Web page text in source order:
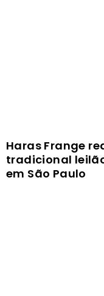
Haras Frange
tradicional
em São Paulo